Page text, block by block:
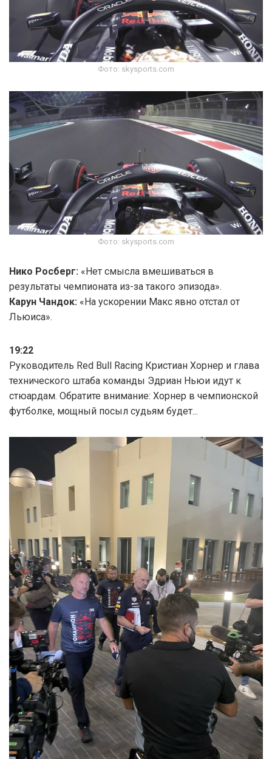
Фото: skysports.com
Фото: skysports.com
Нико Росберг: «Нет смысла вмешиваться в
результаты чемпионата из-за такого эпизода».
Карун Чандок: «На ускорении Макс явно отстал от
Льюиса».
19:22
Руководитель Red Bull Racing Кристиан Хорнер и глава
технического штаба команды Эдриан Ньюи идут к
стюардам. Обратите внимание: Хорнер в чемпионской
футболке, мощный посыл судьям будет...